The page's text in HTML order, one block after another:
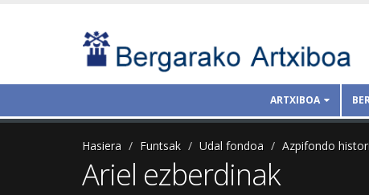
ARTXIBOA
Hasiera Funtsak Udal fondoa Azpifondo
Ariel ezberdinak